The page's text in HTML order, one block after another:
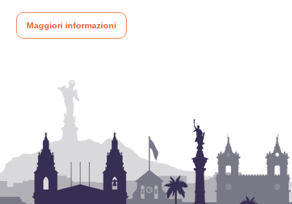
Maggiori informazioni